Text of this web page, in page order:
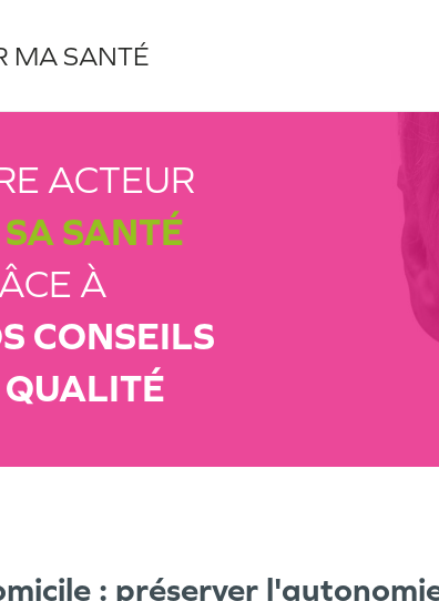
MA SANTÉ
ACTEUR
SANTÉ
À
CONSEILS
QUALITÉ
: préserver